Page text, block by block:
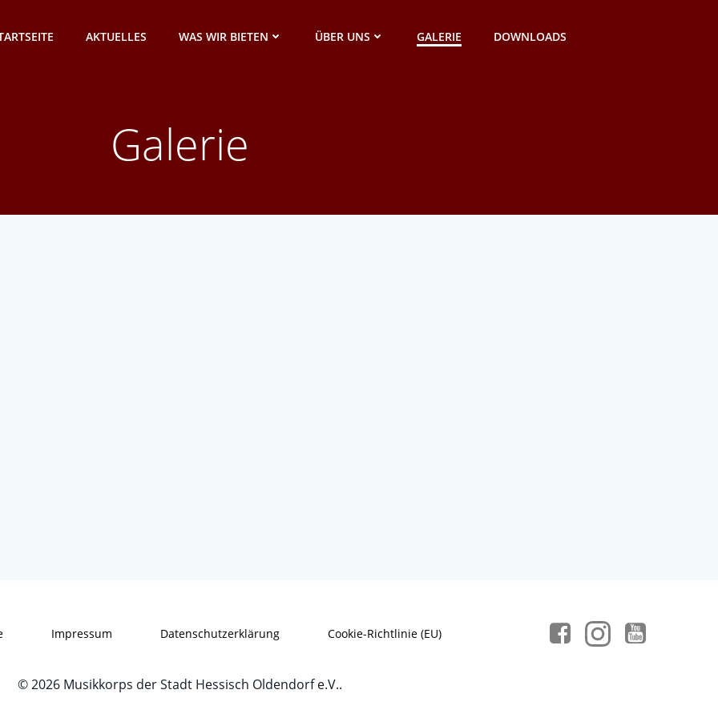
AKTUELLES WAS WIR BIETEN ÜBER UNS GALERIE DOWNLOADS
Galerie
Impressum Datenschutzerklärung Cookie-Richtlinie (EU)
© 2026 Musikkorps der Stadt Hessisch Oldendorf e.V..